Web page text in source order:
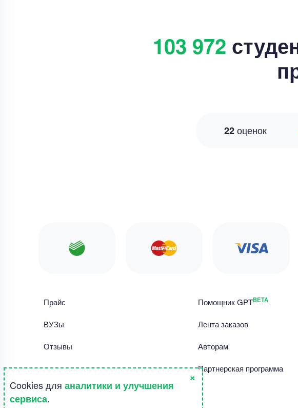
103 972
22оценок
Прайс
ВУЗы
Отзывы
Библиотека работ
Правила использования сайта
Помощник GPTBETA
Лента заказов
Авторам
Партнерская программа
Cookies для аналитики и улучшения
сервиса.
×